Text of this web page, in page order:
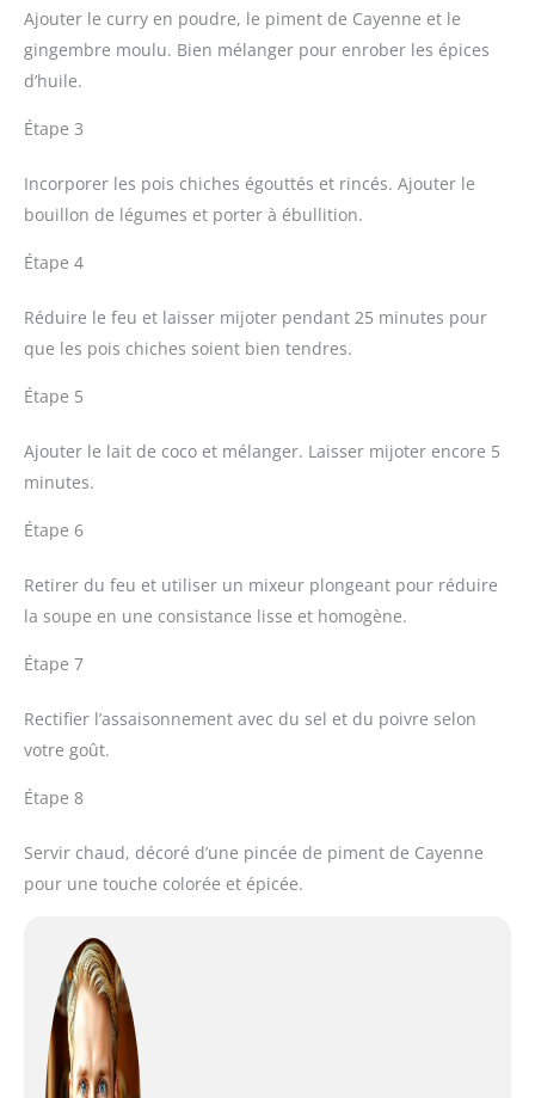
Ajouter le curry en poudre, le piment de Cayenne et le
gingembre moulu. Bien mélanger pour enrober les épices
d’huile.
Étape 3
Incorporer les pois chiches égouttés et rincés. Ajouter le
bouillon de légumes et porter à ébullition.
Étape 4
Réduire le feu et laisser mijoter pendant 25 minutes pour
que les pois chiches soient bien tendres.
Étape 5
Ajouter le lait de coco et mélanger. Laisser mijoter encore 5
minutes.
Étape 6
Retirer du feu et utiliser un mixeur plongeant pour réduire
la soupe en une consistance lisse et homogène.
Étape 7
Rectifier l’assaisonnement avec du sel et du poivre selon
votre goût.
Étape 8
Servir chaud, décoré d’une pincée de piment de Cayenne
pour une touche colorée et épicée.